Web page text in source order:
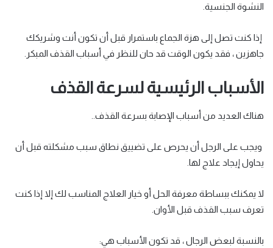
النشوة الجنسية.
إذا كنت تصل إلى هزة الجماع باستمرار قبل أن تكون أنت وشريكك
جاهزين ، فقد يكون الوقت قد حان للنظر في أسباب القذف المبكر.
الأسباب الرئيسية لسرعة القذف
هناك العديد من أسباب الإصابة بسرعة القذف..
ويجب على الرجل أن يحرص على تضييق نطاق سبب مشكلته قبل أن
يحاول إيجاد علاج لها.
لا يمكنك ببساطة معرفة الحل أو خيار العلاج المناسب لك إلا إذا كنت
تعرف سبب القذف قبل الأوان.
بالنسبة لبعض الرجال ، قد تكون الأسباب هي: